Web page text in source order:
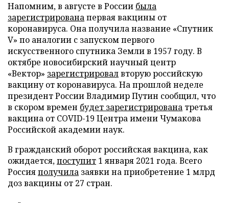
Напомним, в августе в России была
зарегистрированапервая вакцины от
коронавируса. Она получила название «Спутник
V» по аналогии с запуском первого
искусственного спутника Земли в 1957 году. В
октябре новосибирский научный центр
«Вектор» зарегистрировалвторую российскую
вакцину от коронавируса. На прошлой неделе
президент России Владимир Путин сообщил, что
в скором времен будет зарегистрирована третья
вакцина от COVID-19 Центра имени Чумакова
Российской академии наук.
В гражданский оборот российская вакцина, как
ожидается,поступит 1 января 2021 года. Всего
Россияполучила заявки на приобретение 1 млрд
доз вакцины от 27 стран.